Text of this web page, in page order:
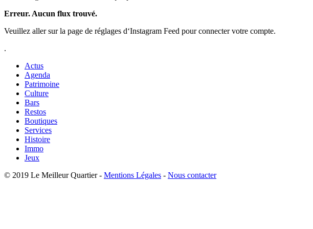
Erreur. Aucun flux trouvé.
Veuillez aller sur la page de réglages d‘Instagram Feed pour connecter votre compte.
.
Actus
Agenda
Patrimoine
Culture
Bars
Restos
Boutiques
Services
Histoire
Immo
Jeux
© 2019 Le Meilleur Quartier - Mentions Légales - Nous contacter